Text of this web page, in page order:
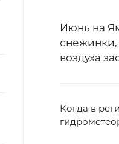
Июнь на
снежинки,
воздуха
Когда в